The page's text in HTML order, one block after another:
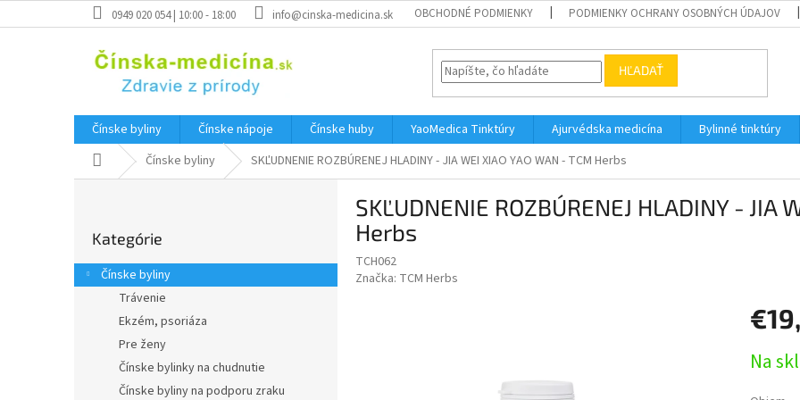
na
0949 020 054 | 10:00 - 18:00 info@cinska-medicina.sk OBCHODNÉ PODMIENKY PODMIENKY OCHRANY OSOBNÝCH ÚDAJOV
HĽADAŤ
Čínske byliny Čínske nápoje Čínske huby YaoMedica Tinktúry Ajurvédska medicína Bylinné tinktúry
Domov Čínske byliny SKĽUDNENIE ROZBÚRENEJ HLADINY - JIA WEI XIAO YAO WAN - TCM Herbs
ý
p
kategórie
Kategórie
Čínske byliny
Trávenie
Ekzém, psoriáza
Pre ženy
Čínske bylinky na chudnutie
Čínske byliny na podporu zraku
SKĽUDNENIE ROZBÚRENEJ HLADINY - JIA
Herbs
TCH062
Značka: TCM Herbs
cena:
Na